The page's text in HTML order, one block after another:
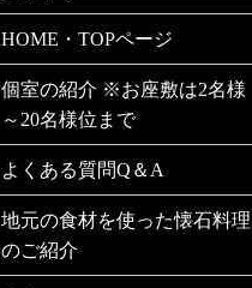
HOME・TOPページ
個室の紹介 ※お座敷は2名様
～20名様位まで
よくある質問Q＆A
地元の食材を使った懐石料理
のご紹介